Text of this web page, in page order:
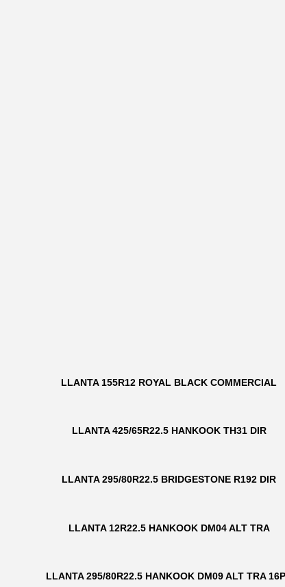
LLANTA 155R12 ROYAL BLACK COMMERCIAL
LLANTA 425/65R22.5 HANKOOK TH31 DIR
LLANTA 295/80R22.5 BRIDGESTONE R192 DIR
LLANTA 12R22.5 HANKOOK DM04 ALT TRA
LLANTA 295/80R22.5 HANKOOK DM09 ALT TRA